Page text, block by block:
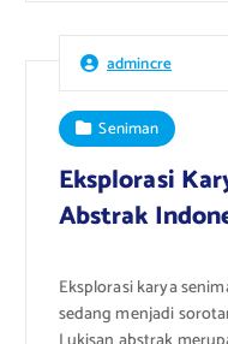
admincre
Seniman
Eksplorasi
Abstrak
Eksplorasi karya
sedang menjadi